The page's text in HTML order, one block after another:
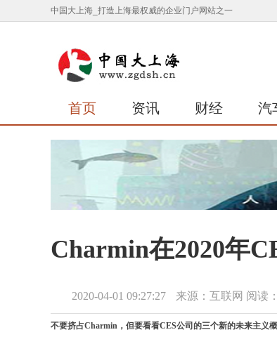
中国大上海_打造上海最权威的企业门户网站之一
首页 资讯 财经 汽
Charmin在2020年
2020-04-01 09:27:27 来源：互联网 阅读
不要挤占Charmin，但要看看CES公司的三个新的未来主义